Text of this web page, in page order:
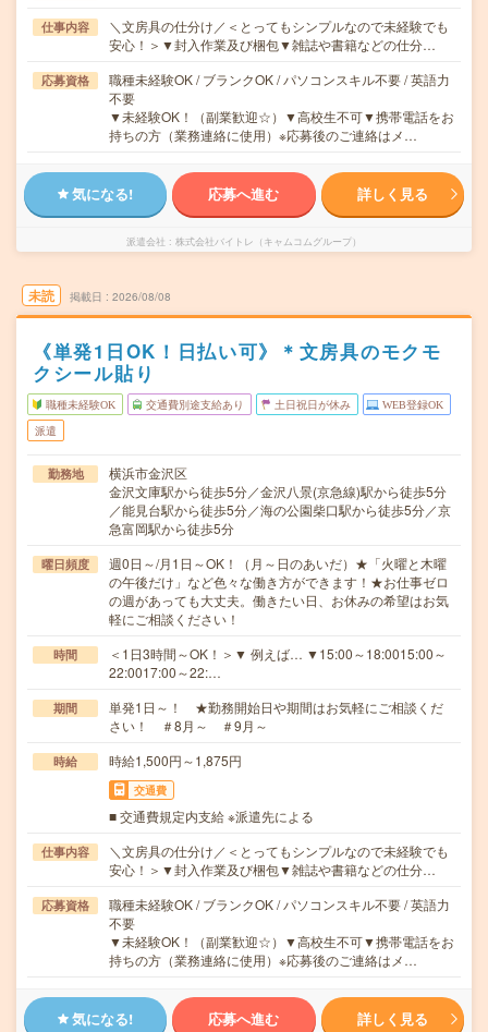
仕事内容
＼文房具の仕分け／＜とってもシンプルなので未経験でも
安心！＞▼封入作業及び梱包▼雑誌や書籍などの仕分…
応募資格
職種未経験OK / ブランクOK / パソコンスキル不要 / 英語力
不要
▼未経験OK！（副業歓迎☆）▼高校生不可▼携帯電話をお
持ちの方（業務連絡に使用）※応募後のご連絡はメ…
気になる! 応募へ進む 詳しく見る
派遣会社 株式会社バイトレ（キャムコムグループ）
未読 掲載日 2026/08/08
《単発1日OK！日払い可》＊文房具のモクモ
クシール貼り
職種未経験OK 交通費別途支給あり 土日祝日が休み WEB登録OK
派遣
勤務地
横浜市金沢区
金沢文庫駅から徒歩5分／金沢八景(京急線)駅から徒歩5分
／能見台駅から徒歩5分／海の公園柴口駅から徒歩5分／京
急富岡駅から徒歩5分
曜日頻度
週0日～/月1日～OK！（月～日のあいだ）★「火曜と木曜
の午後だけ」など色々な働き方ができます！★お仕事ゼロ
の週があっても大丈夫。働きたい日、お休みの希望はお気
軽にご相談ください！
時間
＜1日3時間～OK！＞▼ 例えば… ▼15:00～18:0015:00～
22:0017:00～22:…
期間
単発1日～！ ★勤務開始日や期間はお気軽にご相談くだ
さい！ ＃8月～ ＃9月～
時給 時給1,500円～1,875円
交通費
■ 交通費規定内支給 ※派遣先による
仕事内容
＼文房具の仕分け／＜とってもシンプルなので未経験でも
安心！＞▼封入作業及び梱包▼雑誌や書籍などの仕分…
応募資格
職種未経験OK / ブランクOK / パソコンスキル不要 / 英語力
不要
▼未経験OK！（副業歓迎☆）▼高校生不可▼携帯電話をお
持ちの方（業務連絡に使用）※応募後のご連絡はメ…
気になる! 応募へ進む 詳しく見る